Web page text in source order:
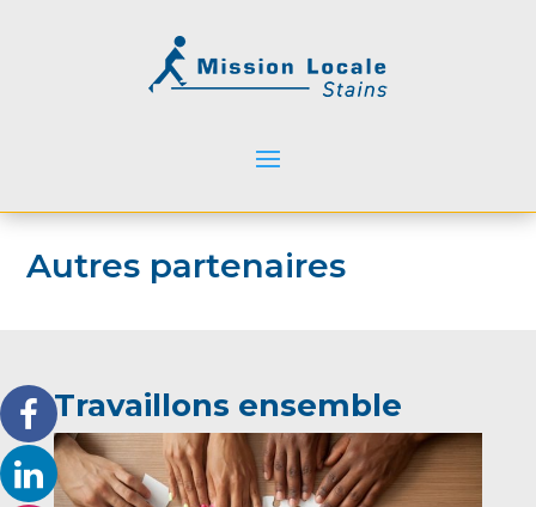
Autres partenaires
Travaillons ensemble